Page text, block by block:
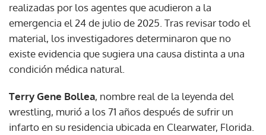
realizadas por los agentes que acudieron a la
emergencia el 24 de julio de 2025. Tras revisar todo el
material, los investigadores determinaron que no
existe evidencia que sugiera una causa distinta a una
condición médica natural.
Terry Gene Bollea, nombre real de la leyenda del
wrestling, murió a los 71 años después de sufrir un
infarto en su residencia ubicada en Clearwater, Florida.